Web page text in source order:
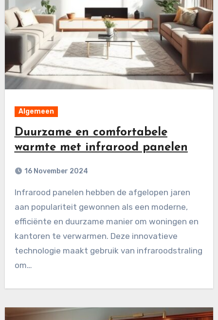
Algemeen
Duurzame en comfortabele
warmte met infrarood panelen
16 November 2024
Infrarood panelen hebben de afgelopen jaren
aan populariteit gewonnen als een moderne,
efficiënte en duurzame manier om woningen en
kantoren te verwarmen. Deze innovatieve
technologie maakt gebruik van infraroodstraling
om…